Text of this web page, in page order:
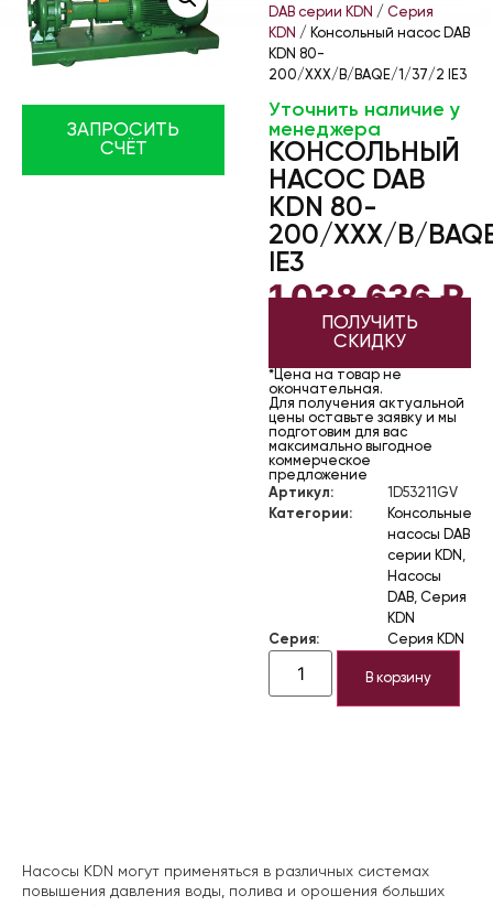
ЗАПРОСИТЬ
СЧЁТ
DAB серии KDN / Серия
KDN / Консольный насос DAB
KDN 80-
200/XXX/B/BAQE/1/37/2 IE3
Уточнить наличие у
менеджера
КОНСОЛЬНЫЙ
НАСОС DAB
KDN 80-
200/XXX/B/
IE3
1 038 636₽
ПОЛУЧИТЬ
СКИДКУ
*Цена на товар не
окончательная.
Для получения актуальной
цены оставьте заявку и мы
подготовим для вас
максимально выгодное
коммерческое
предложение
Артикул:
1D53211GV
Категории:
Консольные
насосы DAB
серии KDN ,
Насосы
DAB, Серия
KDN
Серия:
Серия KDN
В корзину
Насосы KDN могут применяться в различных системах
повышения давления воды, полива и орошения больших